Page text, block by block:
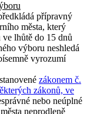
přípravný
města, který
lhůtě do 15 dnů
výboru neshledá
vyrozumí
zákonem č.
zákonů, ve
nebo neúplné
neprodleně